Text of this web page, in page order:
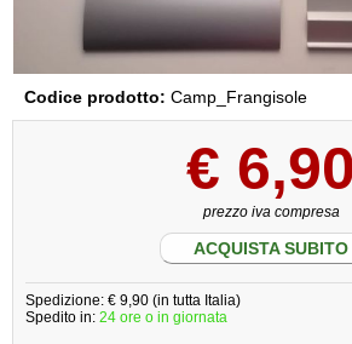
Codice prodotto: Camp_Frangisole
€ 6,90
prezzo iva compresa
ACQUISTA SUBITO
Spedizione: € 9,90 (in tutta Italia)
Spedito in: 24 ore o in giornata